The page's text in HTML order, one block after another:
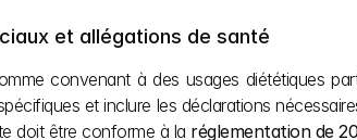
et allégations de santé
convenant à des usages diététiques
et inclure les déclarations
doit être conforme à la réglementation de